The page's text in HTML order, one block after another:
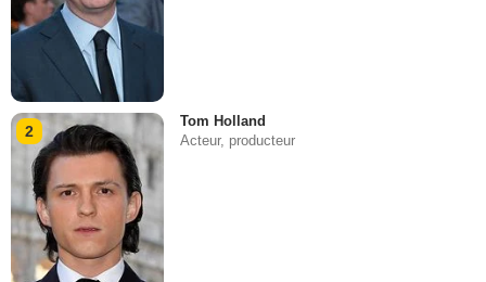
2
Tom Holland
Acteur, producteur